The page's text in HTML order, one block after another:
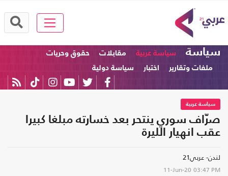
سياسة سياسة عربية مقابلات
حقوق وحريات
ملفات وتقارير
اختبار سياسة دولية
سياسة عربية
صرّاف سوري ينتحر بعد خسارته مبلغا كبيرا
عقب انهيار الليرة
لندن- عربي21
11-Jun-20 03:47 PM